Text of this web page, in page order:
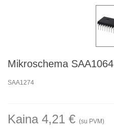
Mikroschema SAA1064
SAA1274
Kaina 4,21 € (su PVM)